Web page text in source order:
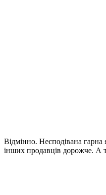
Відмінно. Несподівана
інших продавців дорожче. А